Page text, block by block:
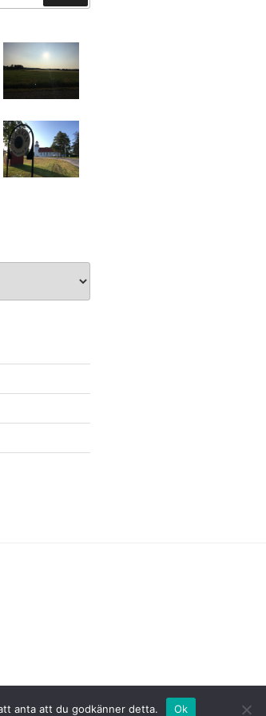
anta att du godkänner detta. Ok